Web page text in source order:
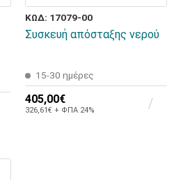
ΚΩΔ: 17079-00
Συσκευή απόσταξης νερού
15-30 ημέρες
405,00€
326,61€ + ΦΠΑ 24%